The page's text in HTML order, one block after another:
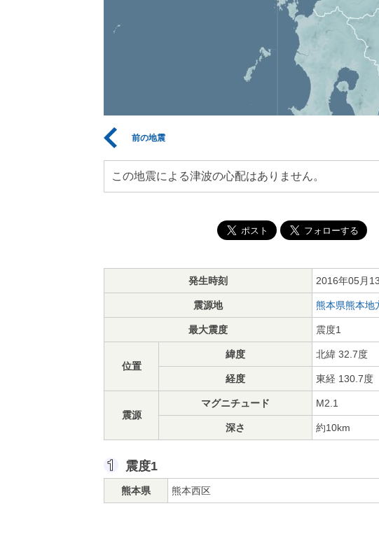
前の地震
この地震による津波の心配はありません。
発生時刻 2016年05月
震源地 熊本県熊本地
最大震度 震度1
位置
緯度 北緯 32.7度
経度 東経 130.7度
震源
マグニチュード M2.1
深さ 約10km
震度1
熊本県 熊本西区